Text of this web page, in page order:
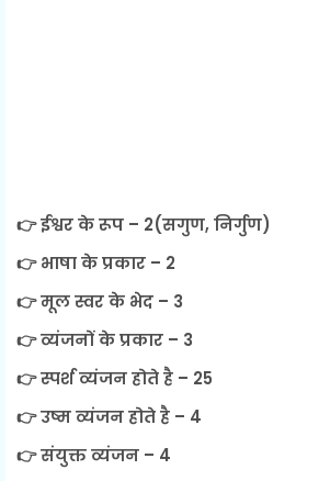
👉 ईश्वर के रूप – 2(सगुण, निर्गुण)
👉 भाषा के प्रकार – 2
👉 मूल स्वर के भेद – 3
👉 व्यंजनों के प्रकार – 3
👉 स्पर्श व्यंजन होते है – 25
👉 उष्म व्यंजन होते है – 4
👉 संयुक्त व्यंजन – 4